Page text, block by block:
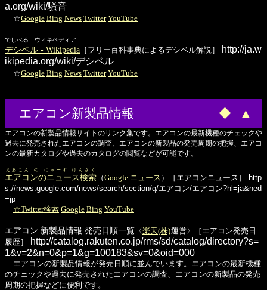
a.org/wiki/騒音
☆Google Bing News Twitter YouTube
でしべる ウィキペディア
デシベル - Wikipedia ［フリー百科事典によるデシベル解説］
http://ja.w
ikipedia.org/wiki/デシベル
☆Google Bing News Twitter YouTube
エアコン新製品情報 ◆ ▲
エアコンの新製品情報サイトのリンク集です。エアコンの最新機種のチェックや
過去に発売されたエアコンの調査、エアコンの新製品の発売周期の把握、エアコ
ンの最新カタログや過去のカタログの閲覧などが可能です。
エアコンのニュース検索
えあこん の にゅーす けんさく
（Google ニュース ）［エアコンニュース］
s://news.google.com/news/search/section/q/エアコン/エアコン?hl=ja&ned
=jp
☆Twitter検索 Google Bing YouTube
エアコン 新製品情報 発売日順一覧 〈楽天(株)運営〉［エアコン発売日
履歴］
http://catalog.rakuten.co.jp/rms/sd/catalog/directory?s=
1&v=2&n=0&p=1&g=100183&sv=0&oid=000
エアコンの新製品情報が発売日順に並んでいます。エアコンの最新機種
のチェックや過去に発売されたエアコンの調査、エアコンの新製品の発売
周期の把握などに便利です。